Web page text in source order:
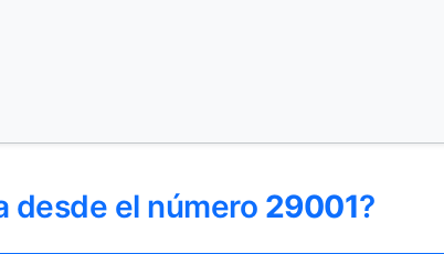
desde el número 29001?